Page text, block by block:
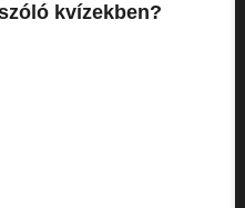
kvízekben?